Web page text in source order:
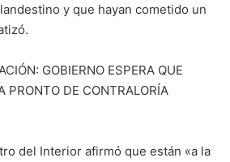
y que hayan cometido un
GOBIERNO ESPERA QUE
PRONTO DE CONTRALORÍA
del Interior afirmó que están «a la